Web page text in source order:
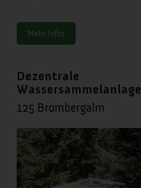
Mehr Infos
Dezentrale
Wassersammelanlage
125 Brombergalm